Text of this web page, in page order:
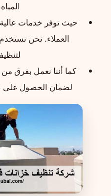
حيث توفر خدمات
العملاء. نحن
كما أننا نعمل بفرق
لضمان الحصول على